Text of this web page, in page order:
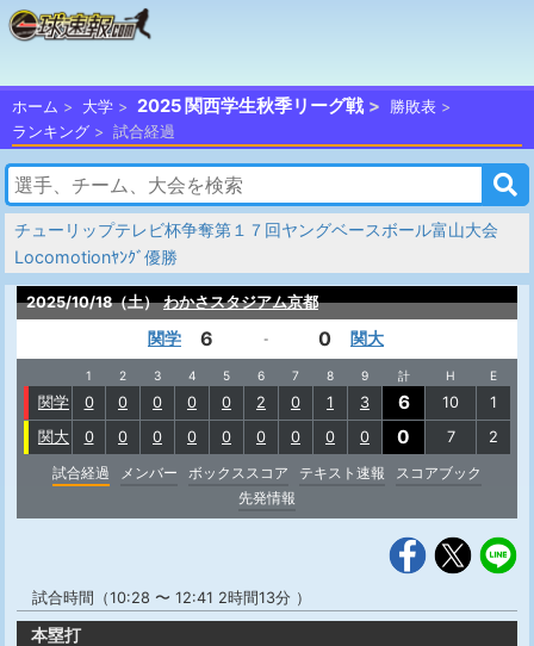
ホーム 大学 2025 関西学生秋季リーグ戦
勝敗表
ランキング
試合経過
チューリップテレビ杯争奪第１７回ヤングベースボール富山大会
Locomotionﾔﾝｸﾞ優勝
2025/10/18（土） わかさスタジアム京都
関学 6 - 0 関大
1 2 3 4 5 6 7 8 9 計 H E
関学 0 0 0 0 0 2 0 1 3 6 10
1
関大
0 0 0 0 0 0 0 0 0 0 7
2
試合経過
メンバー ボックススコア テキスト速報
スコアブック
先発情報
試合時間（10:28 〜 12:41 2時間13分 ）
本塁打